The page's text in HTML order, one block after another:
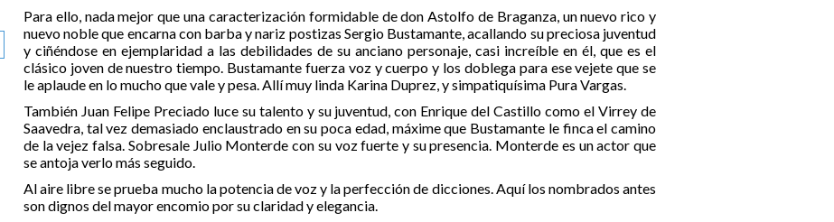
Para ello, nada mejor que una caracterización formidable de don Astolfo de Braganza, un nuevo rico y
nuevo noble que encarna con barba y nariz postizas Sergio Bustamante, acallando su preciosa juventud
y ciñéndose en ejemplaridad a las debilidades de su anciano personaje, casi increíble en él, que es el
clásico joven de nuestro tiempo. Bustamante fuerza voz y cuerpo y los doblega para ese vejete que se
le aplaude en lo mucho que vale y pesa. Allí muy linda Karina Duprez, y simpatiquísima Pura Vargas.
También Juan Felipe Preciado luce su talento y su juventud, con Enrique del Castillo como el Virrey de
Saavedra, tal vez demasiado enclaustrado en su poca edad, máxime que Bustamante le finca el camino
de la vejez falsa. Sobresale Julio Monterde con su voz fuerte y su presencia. Monterde es un actor que
se antoja verlo más seguido.
Al aire libre se prueba mucho la potencia de voz y la perfección de dicciones. Aquí los nombrados antes
son dignos del mayor encomio por su claridad y elegancia.